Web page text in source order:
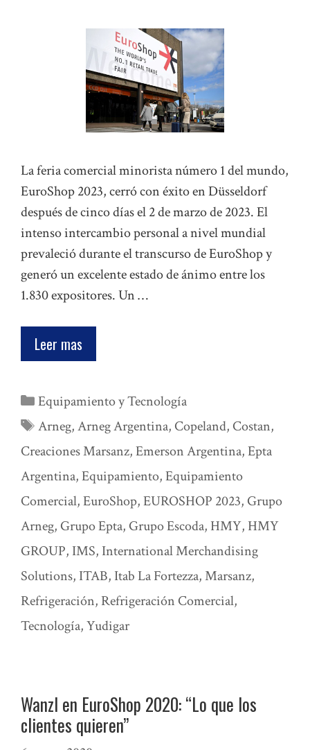
La feria comercial minorista número 1 del mundo,
EuroShop 2023, cerró con éxito en Düsseldorf
después de cinco días el 2 de marzo de 2023. El
intenso intercambio personal a nivel mundial
prevaleció durante el transcurso de EuroShop y
generó un excelente estado de ánimo entre los
1.830 expositores. Un …
Leer mas
Categorías
Equipamiento y Tecnología
Etiquetas
Arneg,Arneg Argentina, Copeland, Costan,
Creaciones Marsanz,Emerson Argentina,Epta
Argentina,Equipamiento,Equipamiento
Comercial,EuroShop,EUROSHOP 2023, Grupo
Arneg, Grupo Epta, Grupo Escoda, HMY, HMY
GROUP, IMS, International Merchandising
Solutions, ITAB, Itab La Fortezza,Marsanz,
Refrigeración, Refrigeración Comercial,
Tecnología,Yudigar
Wanzl en EuroShop 2020: “Lo que los
clientes quieren”